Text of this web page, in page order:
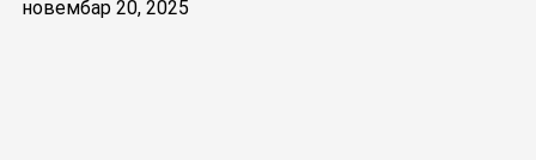
новембар 20, 2025